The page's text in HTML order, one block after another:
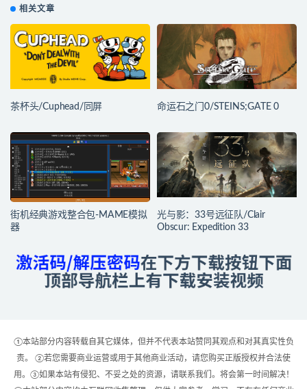
相关文章
茶杯头/Cuphead/同屏 命运石之门0/STEINS;GATE 0
街机经典游戏整合包-MAME模拟
器
光与影：33号远征队/Clair
Obscur: Expedition 33
①本站部分内容转载自其它媒体，但并不代表本站赞同其观点和对其真实性负
责。 ②若您需要商业运营或用于其他商业活动，请您购买正版授权并合法使
用。③如果本站有侵犯、不妥之处的资源，请联系我们。将会第一时间解决！